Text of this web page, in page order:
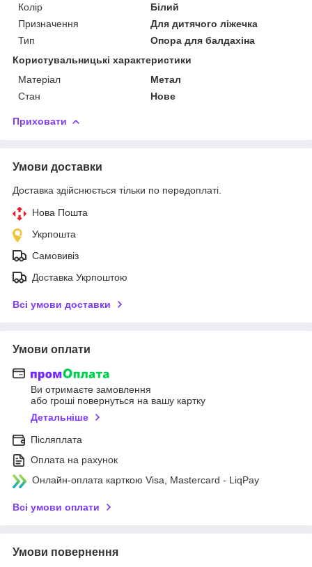
Колір
Білий
Призначення
Для дитячого ліжечка
Тип
Опора для балдахіна
Користувальницькі характеристики
Матеріал
Метал
Стан
Нове
Приховати
Умови доставки
Доставка здійснюється тільки по передоплаті.
Нова Пошта
Укрпошта
Самовивіз
Доставка Укрпоштою
Всі умови доставки
Умови оплати
Ви отримаєте замовлення
або гроші повернуться на вашу картку
Детальніше
Післяплата
Оплата на рахунок
Онлайн-оплата карткою Visa, Mastercard - LiqPay
Всі умови оплати
Умови повернення